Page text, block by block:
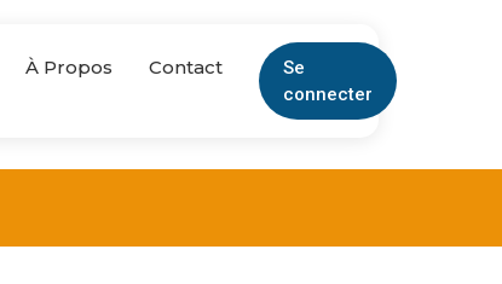
À Propos Contact
Se
connecter